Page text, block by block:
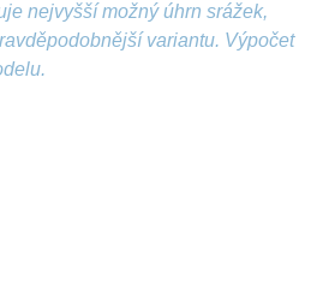
nejvyšší možný úhrn srážek,
variantu. Výpočet